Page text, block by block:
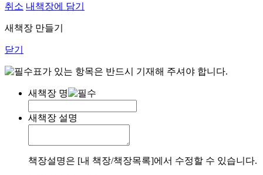
취소 내책장에 담기
새책장 만들기
닫기
표가 있는 항목은 반드시 기재해 주셔야 합니다.
새책장 명
새책장 설명
책장설명은 [내 책장/책장목록]에서 수정할 수 있습니다.